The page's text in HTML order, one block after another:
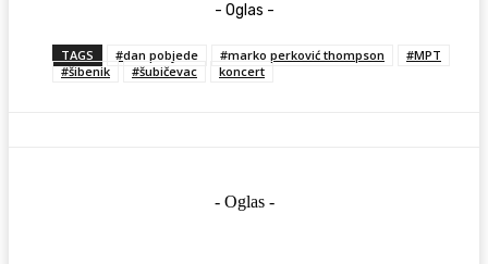
- Oglas -
TAGS #dan pobjede #marko perković thompson
#MPT
#šibenik
#šubičevac koncert
- Oglas -